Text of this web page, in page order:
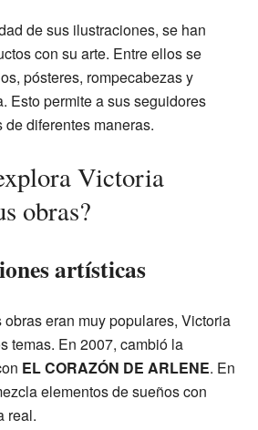
de sus ilustraciones, se han
con su arte. Entre ellos se
pósteres, rompecabezas y
Esto permite a sus seguidores
diferentes maneras.
Victoria
obras?
artísticas
eran muy populares, Victoria
temas. En 2007, cambió la
EL CORAZÓN DE ARLENE. En
elementos de sueños con
real.